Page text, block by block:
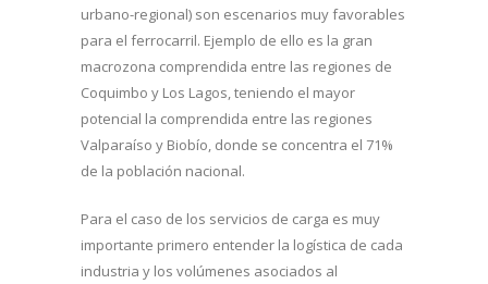
urbano-regional) son escenarios muy favorables
para el ferrocarril. Ejemplo de ello es la gran
macrozona comprendida entre las regiones de
Coquimbo y Los Lagos, teniendo el mayor
potencial la comprendida entre las regiones
Valparaíso y Biobío, donde se concentra el 71%
de la población nacional.
Para el caso de los servicios de carga es muy
importante primero entender la logística de cada
industria y los volúmenes asociados al